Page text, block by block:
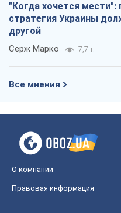
"Когда хочется мести":
стратегия Украины
другой
Серж Марко 7,7 т.
Все мнения
О компании
Правовая информация